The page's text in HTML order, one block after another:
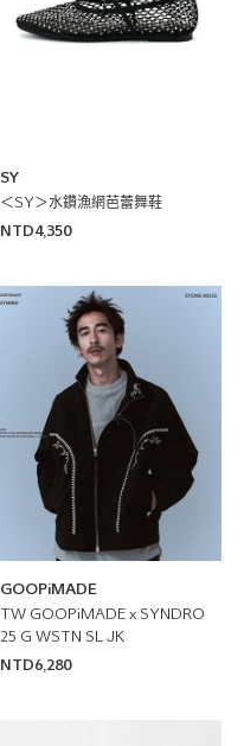
SY
＜SY＞水鑽漁網芭蕾舞鞋
NTD4,350
GOOPiMADE
TW GOOPiMADE x SYNDRO
25 G WSTN SL JK
NTD6,280